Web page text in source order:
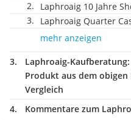
Laphroaig 10 Jahre
Laphroaig Quarter
mehr anzeigen
Laphroaig-Kaufberatung
Produkt aus dem
Vergleich
Kommentare zum